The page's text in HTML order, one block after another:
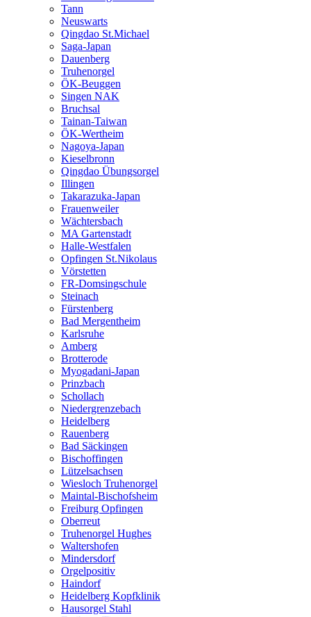
Tann
Neuswarts
Qingdao St.Michael
Saga-Japan
Dauenberg
Truhenorgel
ÖK-Beuggen
Singen NAK
Bruchsal
Tainan-Taiwan
ÖK-Wertheim
Nagoya-Japan
Kieselbronn
Qingdao Übungsorgel
Illingen
Takarazuka-Japan
Frauenweiler
Wächtersbach
MA Gartenstadt
Halle-Westfalen
Opfingen St.Nikolaus
Vörstetten
FR-Domsingschule
Steinach
Fürstenberg
Bad Mergentheim
Karlsruhe
Amberg
Brotterode
Myogadani-Japan
Prinzbach
Schollach
Niedergrenzebach
Heidelberg
Rauenberg
Bad Säckingen
Bischoffingen
Lützelsachsen
Wiesloch Truhenorgel
Maintal-Bischofsheim
Freiburg Opfingen
Oberreut
Truhenorgel Hughes
Waltershofen
Mindersdorf
Orgelpositiv
Haindorf
Heidelberg Kopfklinik
Hausorgel Stahl